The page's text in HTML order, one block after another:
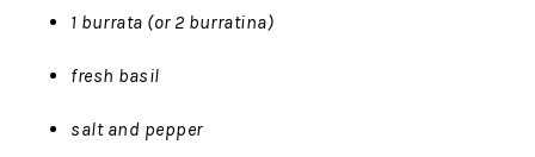
1 burrata (or 2 burratina)
fresh basil
salt and pepper